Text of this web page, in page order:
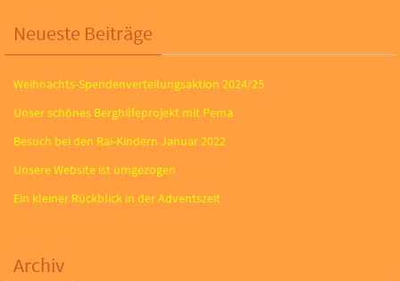
Neueste Beiträge
Weihnachts-Spendenverteilungsaktion 2024/25
Unser schönes Berghilfeprojekt mit Pema
Besuch bei den Rai-Kindern Januar 2022
Unsere Website ist umgezogen
Ein kleiner Rückblick in der Adventszeit
Archiv